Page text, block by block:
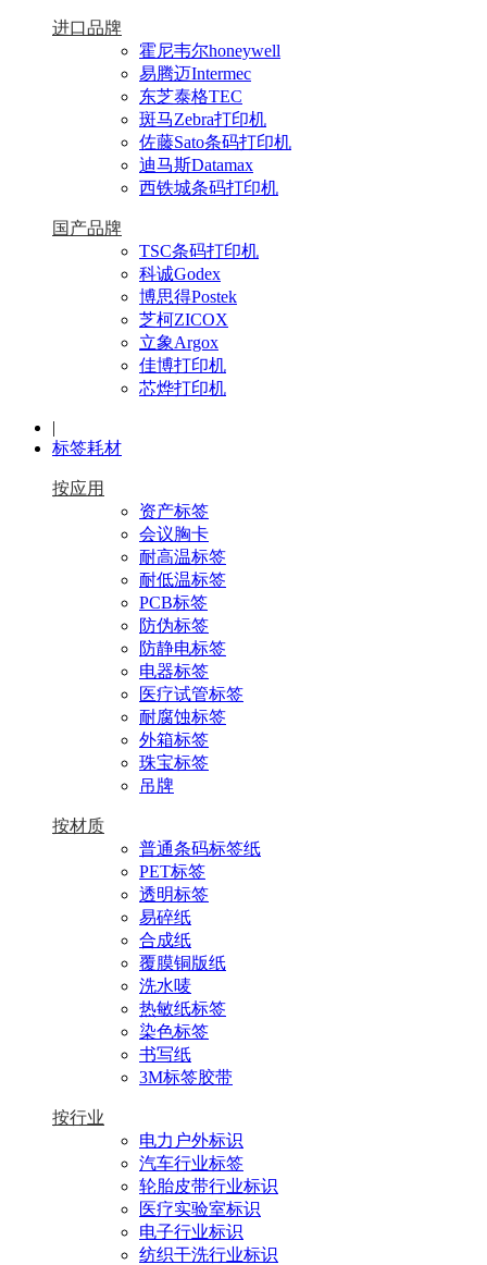
进口品牌
霍尼韦尔honeywell
易腾迈Intermec
东芝泰格TEC
斑马Zebra打印机
佐藤Sato条码打印机
迪马斯Datamax
西铁城条码打印机
国产品牌
TSC条码打印机
科诚Godex
博思得Postek
芝柯ZICOX
立象Argox
佳博打印机
芯烨打印机
|
标签耗材
按应用
资产标签
会议胸卡
耐高温标签
耐低温标签
PCB标签
防伪标签
防静电标签
电器标签
医疗试管标签
耐腐蚀标签
外箱标签
珠宝标签
吊牌
按材质
普通条码标签纸
PET标签
透明标签
易碎纸
合成纸
覆膜铜版纸
洗水唛
热敏纸标签
染色标签
书写纸
3M标签胶带
按行业
电力户外标识
汽车行业标签
轮胎皮带行业标识
医疗实验室标识
电子行业标识
纺织干洗行业标识